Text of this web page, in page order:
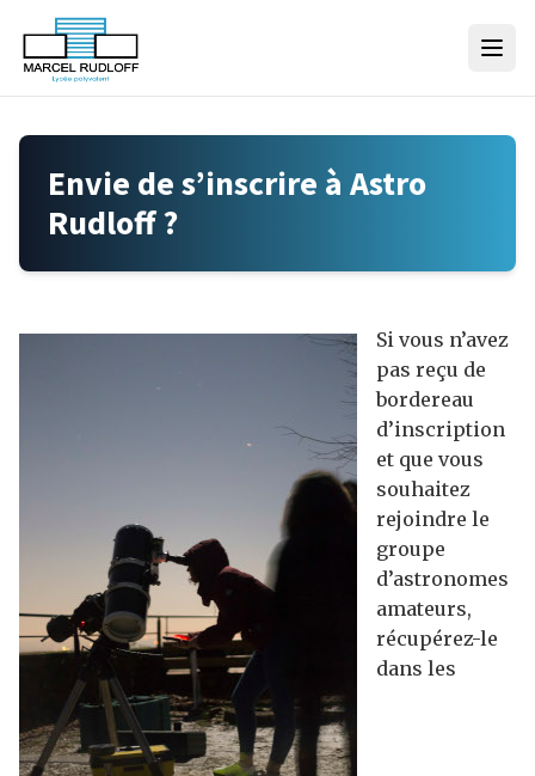
Skip to content
Envie de s’inscrire à Astro
Rudloff ?
Si vous n’avez
pas reçu de
bordereau
d’inscription
et que vous
souhaitez
rejoindre le
groupe
d’astronomes
amateurs,
récupérez-le
dans les